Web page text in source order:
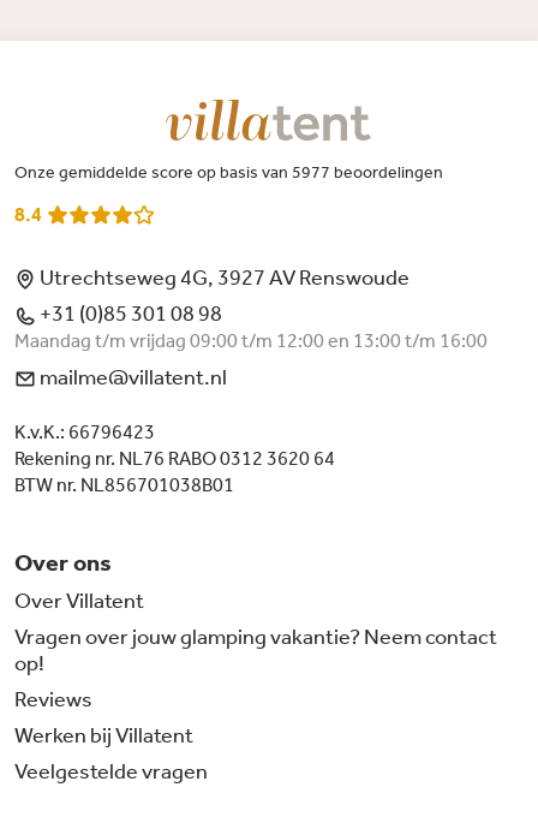
Onze gemiddelde score op basis van 5977 beoordelingen
8.4
Utrechtseweg 4G, 3927 AV Renswoude
+31 (0)85 301 08 98
Maandag t/m vrijdag 09:00 t/m 12:00 en 13:00 t/m 16:00
mailme@villatent.nl
K.v.K.: 66796423
Rekening nr. NL76 RABO 0312 3620 64
BTW nr. NL856701038B01
Over ons
Over Villatent
Vragen over jouw glamping vakantie? Neem contact
op!
Reviews
Werken bij Villatent
Veelgestelde vragen